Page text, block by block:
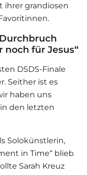
ihrer grandiosen
für Jesus“
DSDS-Finale
Seither ist es
haben uns
den letzten
Solokünstlerin,
in Time“ blieb
Sarah Kreuz